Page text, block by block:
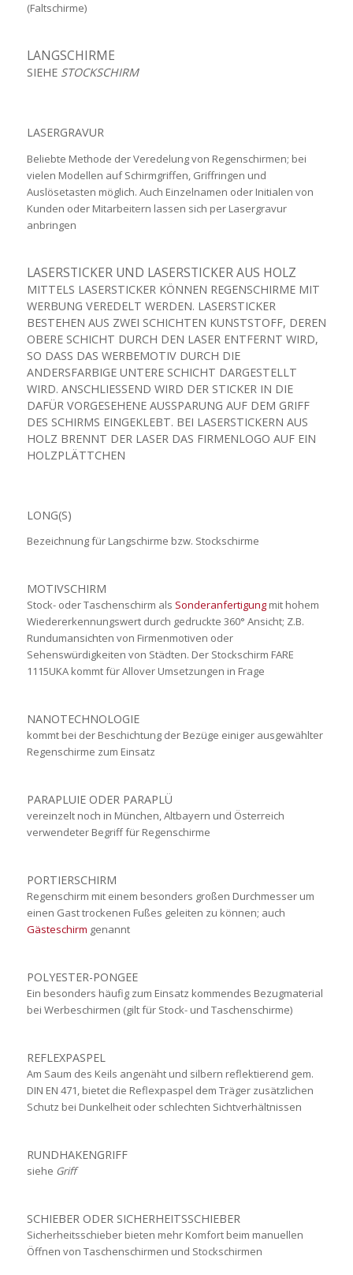
(Faltschirme)
LANGSCHIRME
SIEHE STOCKSCHIRM
LASERGRAVUR
Beliebte Methode der Veredelung von Regenschirmen; bei
vielen Modellen auf Schirmgriffen, Griffringen und
Auslösetasten möglich. Auch Einzelnamen oder Initialen von
Kunden oder Mitarbeitern lassen sich per Lasergravur
anbringen
LASERSTICKER UND LASERSTICKER AUS HOLZ
MITTELS LASERSTICKER KÖNNEN REGENSCHIRME MIT
WERBUNG VEREDELT WERDEN. LASERSTICKER
BESTEHEN AUS ZWEI SCHICHTEN KUNSTSTOFF, DEREN
OBERE SCHICHT DURCH DEN LASER ENTFERNT WIRD,
SO DASS DAS WERBEMOTIV DURCH DIE
ANDERSFARBIGE UNTERE SCHICHT DARGESTELLT
WIRD. ANSCHLIESSEND WIRD DER STICKER IN DIE D
AFÜR VORGESEHENE AUSSPARUNG AUF DEM GRIFF D
ES SCHIRMS EINGEKLEBT. BEI LASERSTICKERN AUS H
OLZ BRENNT DER LASER DAS FIRMENLOGO AUF EIN H
OLZPLÄTTCHEN
LONG(S)
Bezeichnung für Langschirme bzw. Stockschirme
MOTIVSCHIRM
Stock- oder Taschenschirm als Sonderanfertigungmit hohem
Wiedererkennungswert durch gedruckte 360° Ansicht; Z.B.
Rundumansichten von Firmenmotiven oder
Sehenswürdigkeiten von Städten. Der Stockschirm FARE
1115UKA kommt für Allover Umsetzungen in Frage
NANOTECHNOLOGIE
kommt bei der Beschichtung der Bezüge einiger ausgewählter
Regenschirme zum Einsatz
PARAPLUIE ODER PARAPLÜ
vereinzelt noch in München, Altbayern und Österreich
verwendeter Begriff für Regenschirme
PORTIERSCHIRM
Regenschirm mit einem besonders großen Durchmesser um
einen Gast trockenen Fußes geleiten zu können; auch
Gästeschirm genannt
POLYESTER-PONGEE
Ein besonders häufig zum Einsatz kommendes Bezugmaterial
bei Werbeschirmen (gilt für Stock- und Taschenschirme)
REFLEXPASPEL
Am Saum des Keils angenäht und silbern reflektierend gem.
DIN EN 471, bietet die Reflexpaspel dem Träger zusätzlichen
Schutz bei Dunkelheit oder schlechten Sichtverhältnissen
RUNDHAKENGRIFF
siehe Griff
SCHIEBER ODER SICHERHEITSSCHIEBER
Sicherheitsschieber bieten mehr Komfort beim manuellen
Öffnen von Taschenschirmen und Stockschirmen